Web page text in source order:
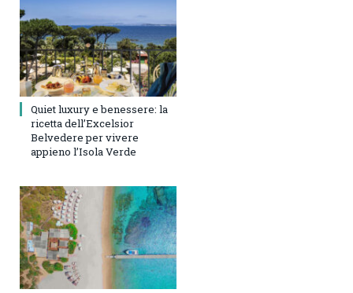
Quiet luxury e benessere: la
ricetta dell’Excelsior
Belvedere per vivere
appieno l’Isola Verde